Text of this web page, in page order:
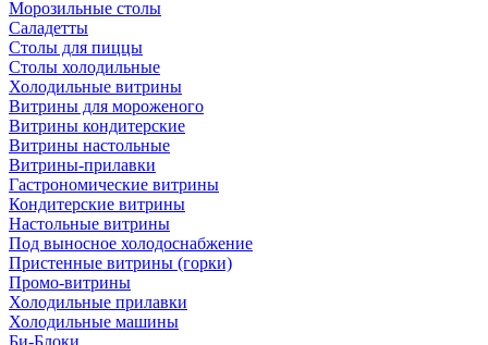
Морозильные столы
Саладетты
Столы для пиццы
Столы холодильные
Холодильные витрины
Витрины для мороженого
Витрины кондитерские
Витрины настольные
Витрины-прилавки
Гастрономические витрины
Кондитерские витрины
Настольные витрины
Под выносное холодоснабжение
Пристенные витрины (горки)
Промо-витрины
Холодильные прилавки
Холодильные машины
Би-Блоки